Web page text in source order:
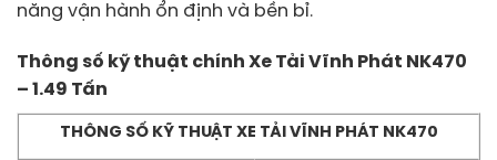
năng vận hành ổn định và bền bỉ.
Thông số kỹ thuật chính Xe Tải Vĩnh Phát NK470
– 1.49 Tấn
THÔNG SỐ KỸ THUẬT XE TẢI VĨNH PHÁT NK470